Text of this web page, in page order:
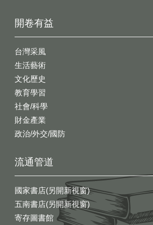
開卷有益
台灣采風
生活藝術
文化歷史
教育學習
社會/科學
財金產業
政治/外交/國防
流通管道
國家書店(另開新視窗)
五南書店(另開新視窗)
寄存圖書館